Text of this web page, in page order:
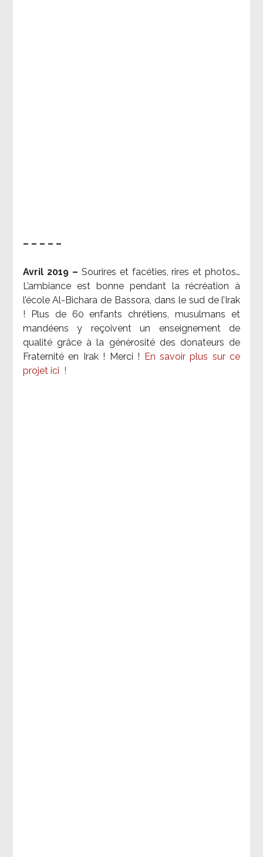
– – – – –
Avril 2019 – Sourires et facéties, rires et photos…
L’ambiance est bonne pendant la récréation à
l’école Al-Bichara de Bassora, dans le sud de l’Irak
! Plus de 60 enfants chrétiens, musulmans et
mandéens y reçoivent un enseignement de
qualité grâce à la générosité des donateurs de
Fraternité en Irak ! Merci !
En savoir plus sur ce
projet ici !